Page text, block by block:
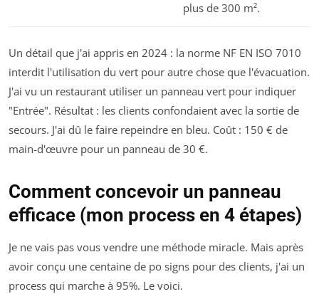
plus de 300 m².
Un détail que j'ai appris en 2024 : la norme NF EN ISO 7010
interdit l'utilisation du vert pour autre chose que l'évacuation.
J'ai vu un restaurant utiliser un panneau vert pour indiquer
"Entrée". Résultat : les clients confondaient avec la sortie de
secours. J'ai dû le faire repeindre en bleu. Coût : 150 € de
main-d'œuvre pour un panneau de 30 €.
Comment concevoir un panneau
efficace (mon process en 4 étapes)
Je ne vais pas vous vendre une méthode miracle. Mais après
avoir conçu une centaine de po signs pour des clients, j'ai un
process qui marche à 95%. Le voici.